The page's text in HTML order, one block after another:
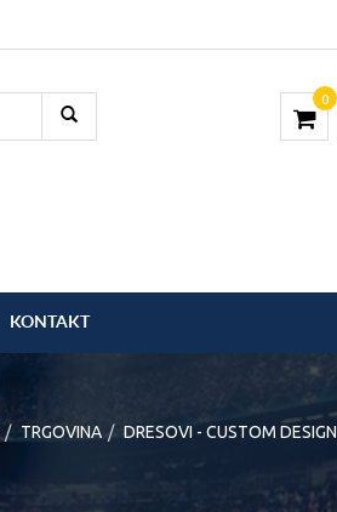
0
KONTAKT
TRGOVINA DRESOVI - CUSTOM DESIGN